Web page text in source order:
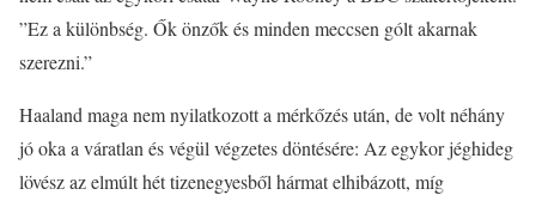
”Ez a különbség. Ők önzők és minden meccsen gólt akarnak
szerezni.”
Haaland maga nem nyilatkozott a mérkőzés után, de volt néhány
jó oka a váratlan és végül végzetes döntésére: Az egykor jéghideg
lövész az elmúlt hét tizenegyesből hármat elhibázott, míg